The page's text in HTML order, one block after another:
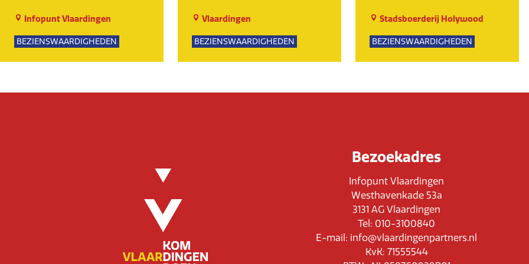
Infopunt Vlaardingen
BEZIENSWAARDIGHEDEN
NATUUR
Vlaardingen
BEZIENSWAARDIGHEDEN
SPORTIEF
GROEPSUITJES
Stadsboerderij Holywood
BEZIENSWAARDIGHEDEN
NATUUR
Bezoekadres
Infopunt Vlaardingen
Westhavenkade 53a
3131 AG Vlaardingen
Tel: 010-3100840
E-mail: info@vlaardingenpartners.nl
KvK: 71555544